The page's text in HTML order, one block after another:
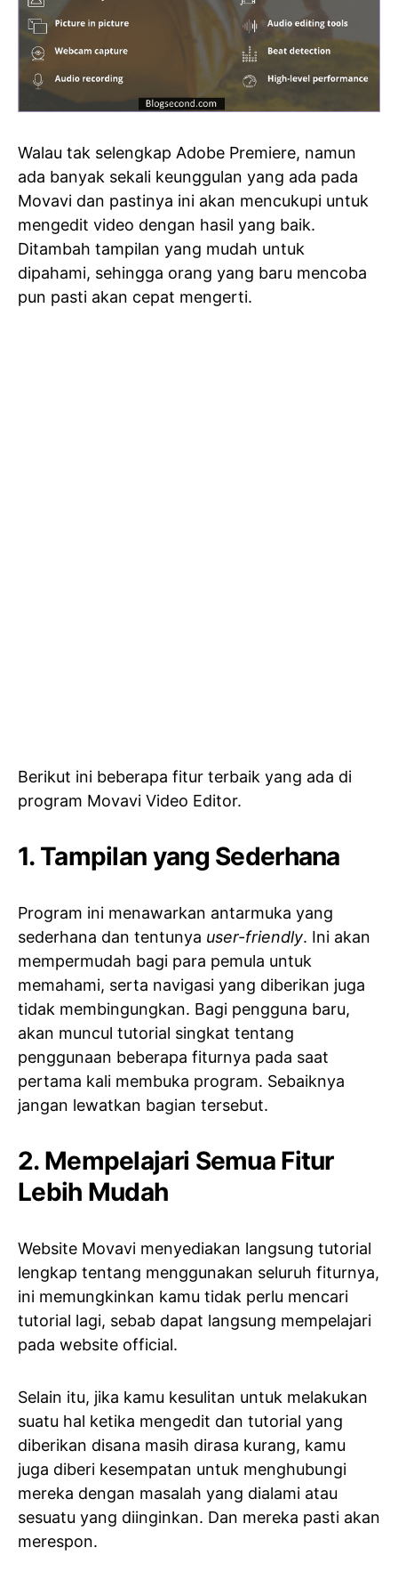
Walau tak selengkap Adobe Premiere, namun
ada banyak sekali keunggulan yang ada pada
Movavi dan pastinya ini akan mencukupi untuk
mengedit video dengan hasil yang baik.
Ditambah tampilan yang mudah untuk
dipahami, sehingga orang yang baru mencoba
pun pasti akan cepat mengerti.
Berikut ini beberapa fitur terbaik yang ada di
program Movavi Video Editor.
1. Tampilan yang Sederhana
Program ini menawarkan antarmuka yang
sederhana dan tentunya user-friendly. Ini akan
mempermudah bagi para pemula untuk
memahami, serta navigasi yang diberikan juga
tidak membingungkan. Bagi pengguna baru,
akan muncul tutorial singkat tentang
penggunaan beberapa fiturnya pada saat
pertama kali membuka program. Sebaiknya
jangan lewatkan bagian tersebut.
2. Mempelajari Semua Fitur
Lebih Mudah
Website Movavi menyediakan langsung tutorial
lengkap tentang menggunakan seluruh fiturnya,
ini memungkinkan kamu tidak perlu mencari
tutorial lagi, sebab dapat langsung mempelajari
pada website official.
Selain itu, jika kamu kesulitan untuk melakukan
suatu hal ketika mengedit dan tutorial yang
diberikan disana masih dirasa kurang, kamu
juga diberi kesempatan untuk menghubungi
mereka dengan masalah yang dialami atau
sesuatu yang diinginkan. Dan mereka pasti akan
merespon.